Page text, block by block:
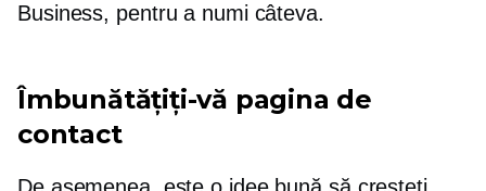
Business, pentru a numi câteva.
Îmbunătățiți-vă pagina de
contact